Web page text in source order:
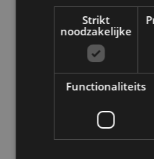
INTEGRA KLEIN
KOKSMES - 15CM
Strikt
noodzakelijke
Functionaliteits